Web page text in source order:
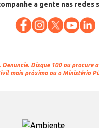
a gente nas redes
Denuncie. Disque 100 ou procure
mais próxima ou o Ministério